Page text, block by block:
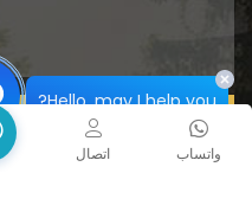
واتساب اتصال
Hello, may I help you?